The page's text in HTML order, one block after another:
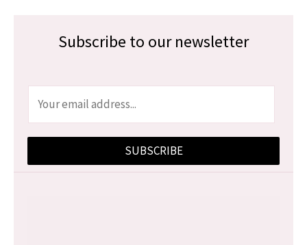
Subscribe to our newsletter
l
SUBSCRIBE